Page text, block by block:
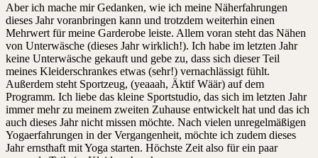
Aber ich mache mir Gedanken, wie ich meine Näherfahrungen
dieses Jahr voranbringen kann und trotzdem weiterhin einen
Mehrwert für meine Garderobe leiste. Allem voran steht das Nähen
von Unterwäsche (dieses Jahr wirklich!). Ich habe im letzten Jahr
keine Unterwäsche gekauft und gebe zu, dass sich dieser Teil
meines Kleiderschrankes etwas (sehr!) vernachlässigt fühlt.
Außerdem steht Sportzeug, (yeaaah, Äktif Wäär) auf dem
Programm. Ich liebe das kleine Sportstudio, das sich im letzten Jahr
immer mehr zu meinem zweiten Zuhause entwickelt hat und das ich
auch dieses Jahr nicht missen möchte. Nach vielen unregelmäßigen
Yogaerfahrungen in der Vergangenheit, möchte ich zudem dieses
Jahr ernsthaft mit Yoga starten. Höchste Zeit also für ein paar